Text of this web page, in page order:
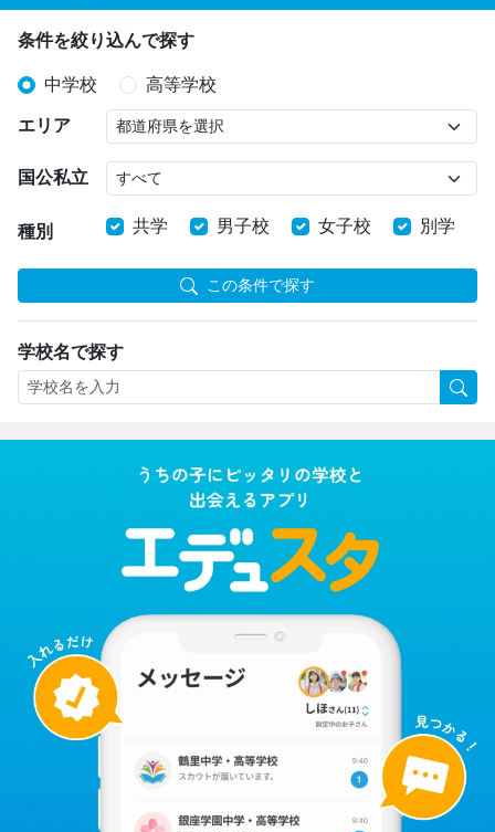
条件を絞り込んで探す
中学校 高等学校
エリア
国公私立
種別 共学 男子校 女子校 別学
この条件で探す
学校名で探す